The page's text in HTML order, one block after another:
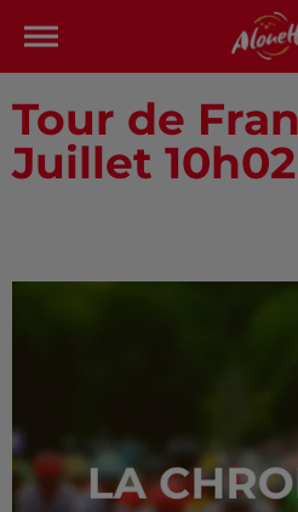
Tour de
Juillet 10h02